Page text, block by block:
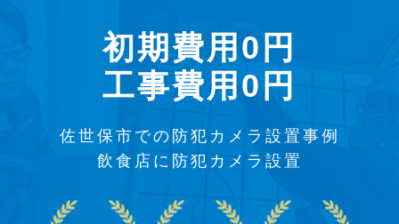
初期費用0円
工事費用0円
佐世保市での防犯カメラ設置事例
飲食店に防犯カメラ設置